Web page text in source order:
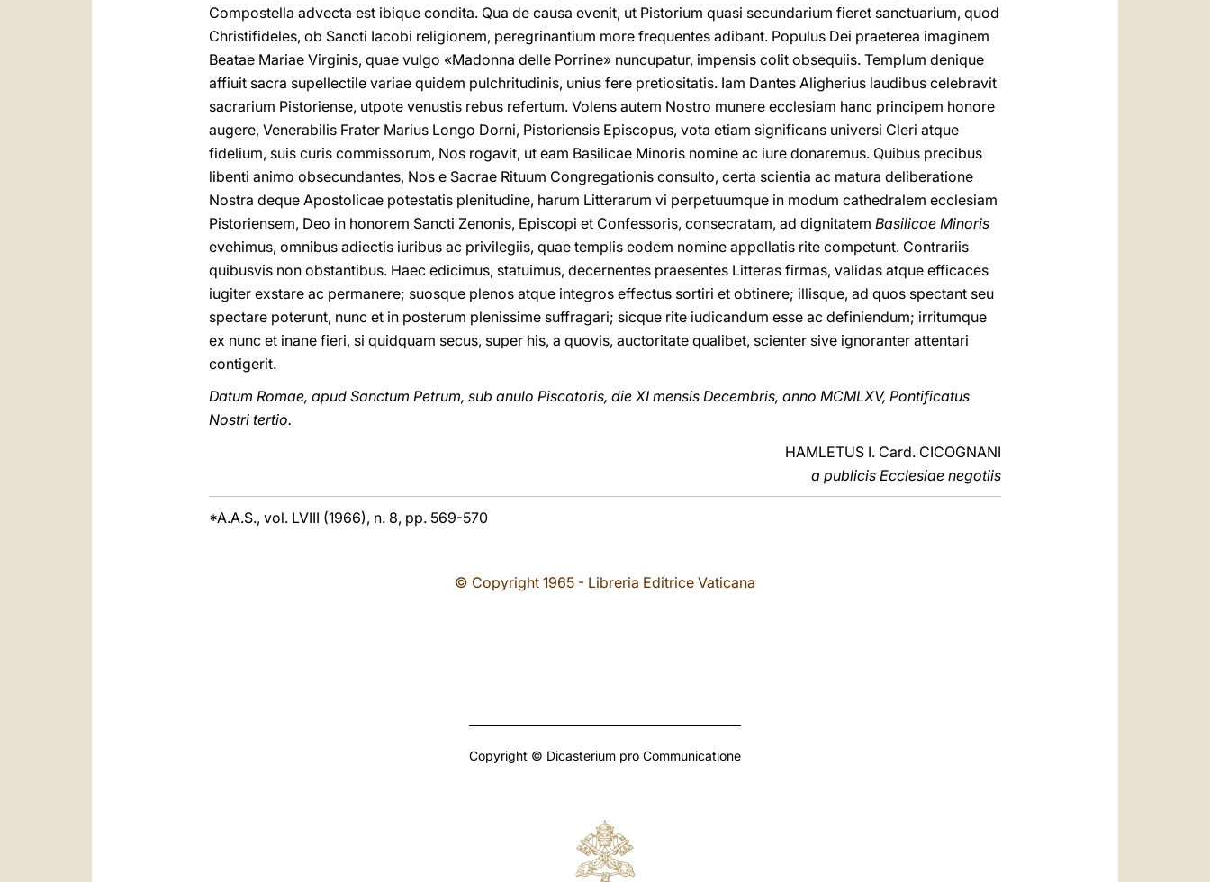
Compostella advecta est ibique condita. Qua de causa evenit, ut Pistorium quasi secundarium fieret sanctuarium, quod
Christifideles, ob Sancti Iacobi religionem, peregrinantium more frequentes adibant. Populus Dei praeterea imaginem
Beatae Mariae Virginis, quae vulgo «Madonna delle Porrine» nuncupatur, impensis colit obsequiis. Templum denique
affiuit sacra supellectile variae quidem pulchritudinis, unius fere pretiositatis. Iam Dantes Aligherius laudibus celebravit
sacrarium Pistoriense, utpote venustis rebus refertum. Volens autem Nostro munere ecclesiam hanc principem honore
augere, Venerabilis Frater Marius Longo Dorni, Pistoriensis Episcopus, vota etiam significans universi Cleri atque
fidelium, suis curis commissorum, Nos rogavit, ut eam Basilicae Minoris nomine ac iure donaremus. Quibus precibus
libenti animo obsecundantes, Nos e Sacrae Rituum Congregationis consulto, certa scientia ac matura deliberatione
Nostra deque Apostolicae potestatis plenitudine, harum Litterarum vi perpetuumque in modum cathedralem ecclesiam
Pistoriensem, Deo in honorem Sancti Zenonis, Episcopi et Confessoris, consecratam, ad dignitatem Basilicae Minoris
evehimus, omnibus adiectis iuribus ac privilegiis, quae templis eodem nomine appellatis rite competunt. Contrariis
quibusvis non obstantibus. Haec edicimus, statuimus, decernentes praesentes Litteras firmas, validas atque efficaces
iugiter exstare ac permanere; suosque plenos atque integros effectus sortiri et obtinere; illisque, ad quos spectant seu
spectare poterunt, nunc et in posterum plenissime suffragari; sicque rite iudicandum esse ac definiendum; irritumque
ex nunc et inane fieri, si quidquam secus, super his, a quovis, auctoritate qualibet, scienter sive ignoranter attentari
contigerit.
Datum Romae, apud Sanctum Petrum, sub anulo Piscatoris, die XI mensis Decembris, anno MCMLXV, Pontificatus
Nostri tertio.
HAMLETUS I. Card. CICOGNANI
a publicis Ecclesiae negotiis
*A.A.S., vol. LVIII (1966), n. 8, pp. 569-570
© Copyright 1965 - Libreria Editrice Vaticana
Copyright © Dicasterium pro Communicatione